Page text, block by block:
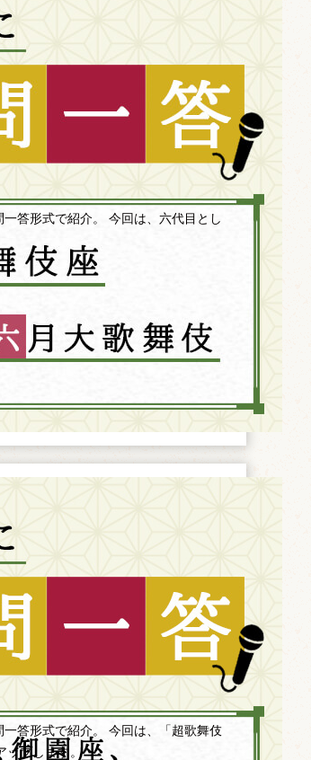
答形式で紹介。 今回は、六代目とし
答形式で紹介。 今回は、「超歌舞伎
ップします。